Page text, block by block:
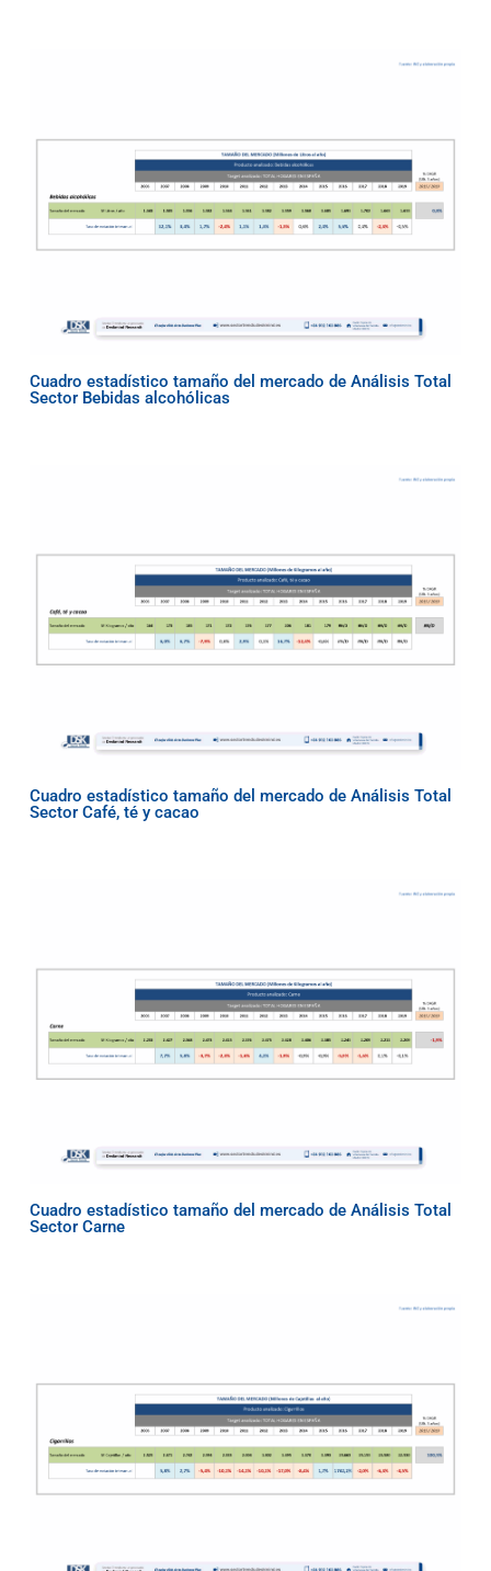
Cuadro estadístico tamaño del mercado de Análisis Total
Sector Bebidas alcohólicas
Cuadro estadístico tamaño del mercado de Análisis Total
Sector Café, té y cacao
Cuadro estadístico tamaño del mercado de Análisis Total
Sector Carne